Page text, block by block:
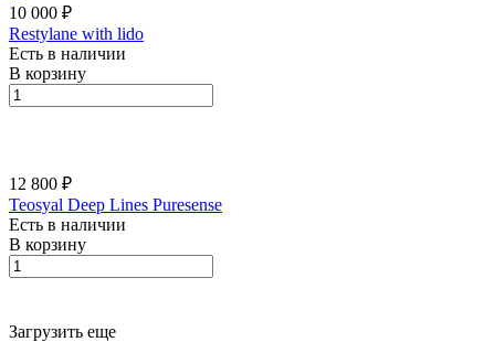
10 000 ₽
Restylane with lido
Есть в наличии
В корзину
12 800 ₽
Teosyal Deep Lines Puresense
Есть в наличии
В корзину
Загрузить еще